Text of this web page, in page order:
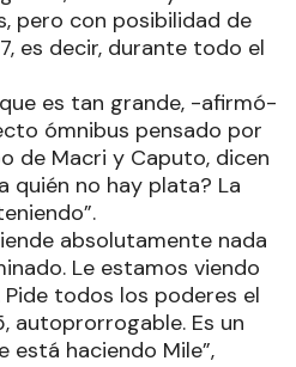
pero con posibilidad de
es decir, durante todo el
es tan grande, -afirmó-
ómnibus pensado por
de Macri y Caputo, dicen
quién no hay plata? La
absolutamente nada
Le estamos viendo
todos los poderes el
autoprorrogable. Es un
está haciendo Mile”,